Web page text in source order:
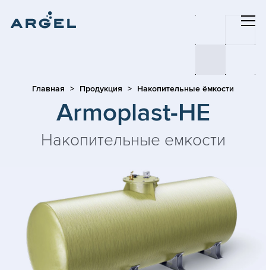
Главная Продукция Накопительные ёмкости
Armoplast-HE
Накопительные емкости